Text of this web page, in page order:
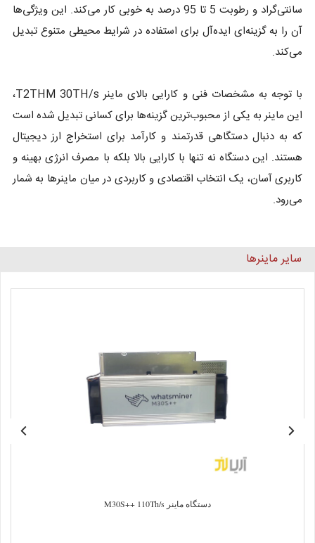
سانتی‌گراد و رطوبت 5 تا 95 درصد به خوبی کار می‌کند. این ویژگی‌ها
آن را به گزینه‌ای ایده‌آل برای استفاده در شرایط محیطی متنوع تبدیل
می‌کند.
با توجه به مشخصات فنی و کارایی بالای ماینر T2THM 30TH/s،
این ماینر به یکی از محبوب‌ترین گزینه‌ها برای کسانی تبدیل شده است
که به دنبال دستگاهی قدرتمند و کارآمد برای استخراج ارز دیجیتال
هستند. این دستگاه نه تنها با کارایی بالا بلکه با مصرف انرژی بهینه و
کاربری آسان، یک انتخاب اقتصادی و کاربردی در میان ماینرها به شمار
می‌رود.
سایر ماینرها
دستگاه ماینر M30S++ 110Th/s